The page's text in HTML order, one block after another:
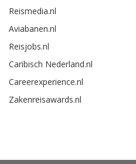
Reismedia.nl
Aviabanen.nl
Reisjobs.nl
Caribisch Nederland.nl
Careerexperience.nl
Zakenreisawards.nl